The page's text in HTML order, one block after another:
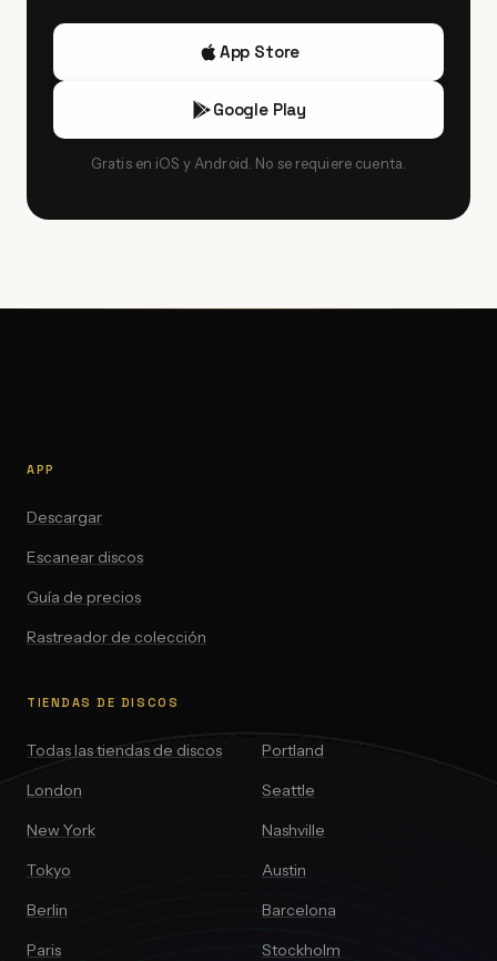
detalladas de los números de matriz y etiquetas, y
desconfía de precios que parezcan demasiado bajos para
ediciones raras.
App Store
Google Play
Gratis en iOS y Android. No se requiere cuenta.
APP
Descargar
Escanear discos
Guía de precios
Rastreador de colección
TIENDAS DE DISCOS
Todas las tiendas de discos
London
New York
Tokyo
Berlin
Paris
Portland
Seattle
Nashville
Austin
Barcelona
Stockholm